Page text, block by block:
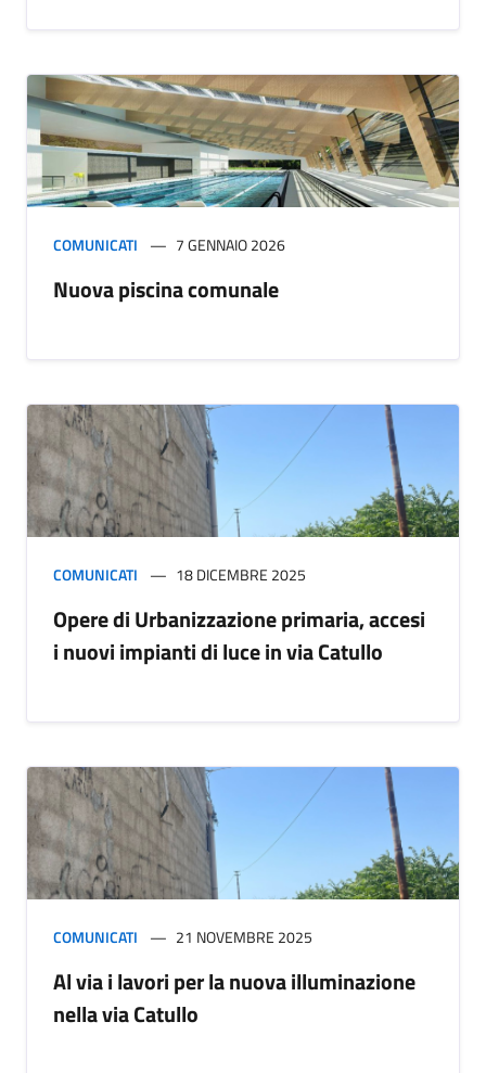
COMUNICATI 7 GENNAIO 2026
Nuova piscina comunale
COMUNICATI 18 DICEMBRE 2025
Opere di Urbanizzazione primaria, accesi
i nuovi impianti di luce in via Catullo
COMUNICATI 21 NOVEMBRE 2025
Al via i lavori per la nuova illuminazione
nella via Catullo